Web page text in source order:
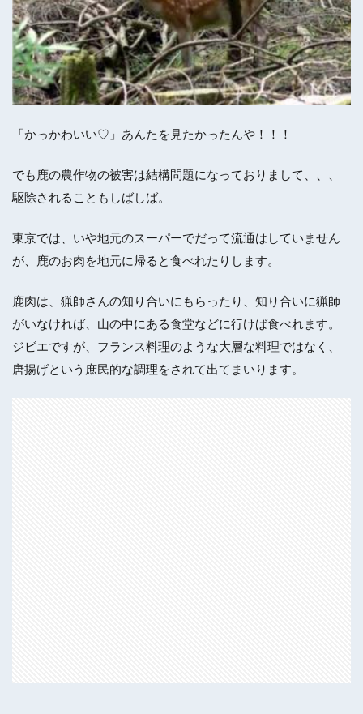
「かっかわいい♡」あんたを見たかったんや！！！
でも鹿の農作物の被害は結構問題になっておりまして、、、
駆除されることもしばしば。
東京では、いや地元のスーパーでだって流通はしていません
が、鹿のお肉を地元に帰ると食べれたりします。
鹿肉は、猟師さんの知り合いにもらったり、知り合いに猟師
がいなければ、山の中にある食堂などに行けば食べれます。
ジビエですが、フランス料理のような大層な料理ではなく、
唐揚げという庶民的な調理をされて出てまいります。